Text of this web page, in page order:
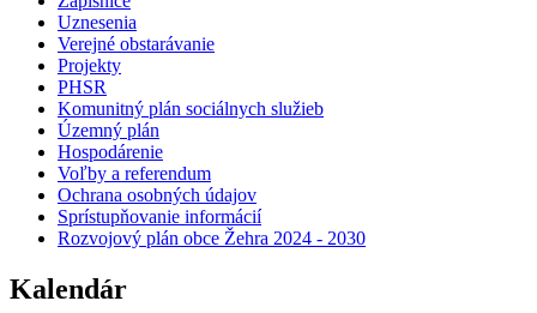
Uznesenia
Verejné obstarávanie
Projekty
PHSR
Komunitný plán sociálnych služieb
Územný plán
Hospodárenie
Voľby a referendum
Ochrana osobných údajov
Sprístupňovanie informácií
Rozvojový plán obce Žehra 2024 - 2030
Kalendár